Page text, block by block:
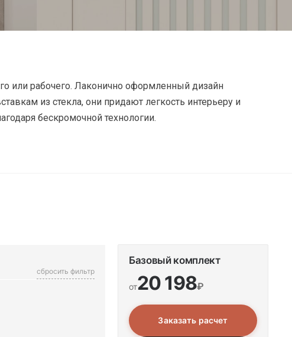
или рабочего. Лаконично оформленный дизайн
из стекла, они придают легкость интерьеру и
бескромочной технологии.
сбросить фильтр
Базовый комплект
от20 198₽
Заказать расчет